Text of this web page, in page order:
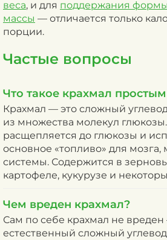
веса, и для поддержания формы
массы — отличается только
порции.
Частые вопросы
Что такое крахмал
Крахмал — это сложный
из множества молекул
расщепляется до глюкозы и
основное «топливо» для
системы. Содержится в
картофеле, кукурузе и
Чем вреден крахмал?
Сам по себе крахмал не вреден
естественный сложный